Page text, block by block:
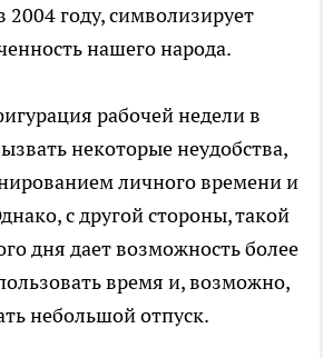
2004 году, символизирует
нашего народа.
рабочей недели в
некоторые неудобства,
личного времени и
с другой стороны, такой
дня дает возможность более
время и, возможно,
небольшой отпуск.